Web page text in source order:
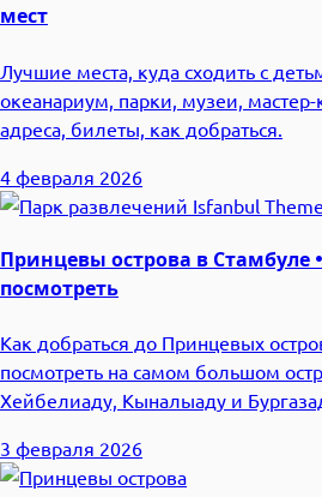
мест
Лучшие места, куда сходить с
океанариум, парки, музеи, мастер-
адреса, билеты, как добраться.
4 февраля 2026
Принцевы острова в Стамбуле
посмотреть
Как добраться до Принцевых
посмотреть на самом большом
Хейбелиаду, Кыналыаду и
3 февраля 2026